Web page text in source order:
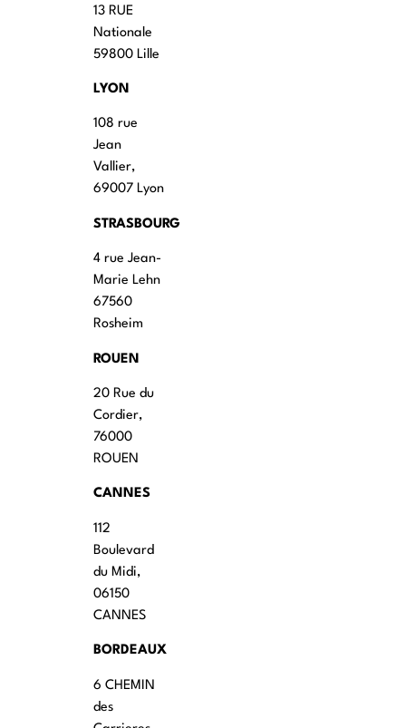
13 RUE
Nationale
59800 Lille
LYON
108 rue
Jean
Vallier,
69007 Lyon
STRASBOURG
4 rue Jean-
Marie Lehn
67560
Rosheim
ROUEN
20 Rue du
Cordier,
76000
ROUEN
CANNES
112
Boulevard
du Midi,
06150
CANNES
BORDEAUX
6 CHEMIN
des